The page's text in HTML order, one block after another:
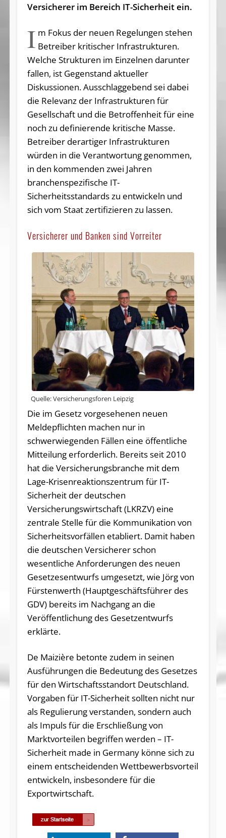
Versicherer im Bereich IT-Sicherheit ein.
I m Fokus der neuen Regelungen stehen
Betreiber kritischer Infrastrukturen.
Welche Strukturen im Einzelnen darunter
fallen, ist Gegenstand aktueller
Diskussionen. Ausschlaggebend sei dabei
die Relevanz der Infrastrukturen für
Gesellschaft und die Betroffenheit für eine
noch zu definierende kritische Masse.
Betreiber derartiger Infrastrukturen
würden in die Verantwortung genommen,
in den kommenden zwei Jahren
branchenspezifische IT-
Sicherheitsstandards zu entwickeln und
sich vom Staat zertifizieren zu lassen.
Versicherer und Banken sind Vorreiter
Quelle: Versicherungsforen Leipzig
Die im Gesetz vorgesehenen neuen
Meldepflichten machen nur in
schwerwiegenden Fällen eine öffentliche
Mitteilung erforderlich. Bereits seit 2010
hat die Versicherungsbranche mit dem
Lage-Krisenreaktionszentrum für IT-
Sicherheit der deutschen
Versicherungswirtschaft (LKRZV) eine
zentrale Stelle für die Kommunikation von
Sicherheitsvorfällen etabliert. Damit haben
die deutschen Versicherer schon
wesentliche Anforderungen des neuen
Gesetzesentwurfs umgesetzt, wie Jörg von
Fürstenwerth (Hauptgeschäftsführer des
GDV) bereits im Nachgang an die
Veröffentlichung des Gesetzentwurfs
erklärte.
De Maizière betonte zudem in seinen
Ausführungen die Bedeutung des Gesetzes
für den Wirtschaftsstandort Deutschland.
Vorgaben für IT-Sicherheit sollten nicht nur
als Regulierung verstanden, sondern auch
als Impuls für die Erschließung von
Marktvorteilen begriffen werden – IT-
Sicherheit made in Germany könne sich zu
einem entscheidenden Wettbewerbsvorteil
entwickeln, insbesondere für die
Exportwirtschaft.